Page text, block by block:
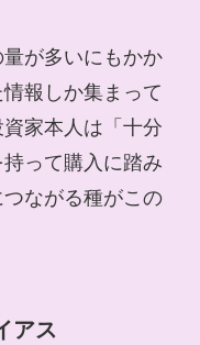
が多いにもかか
報しか集まって
家本人は「十分
って購入に踏み
ながる種がこの
アス